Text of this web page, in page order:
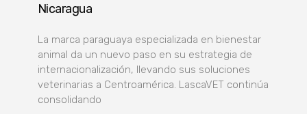
Nicaragua
La marca paraguaya especializada en bienestar
animal da un nuevo paso en su estrategia de
internacionalización, llevando sus soluciones
veterinarias a Centroamérica. LascaVET continúa
consolidando